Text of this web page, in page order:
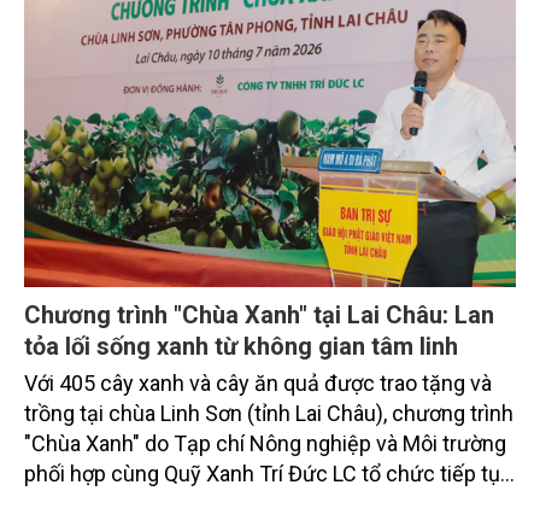
Chương trình "Chùa Xanh" tại Lai Châu: Lan
tỏa lối sống xanh từ không gian tâm linh
Với 405 cây xanh và cây ăn quả được trao tặng và
trồng tại chùa Linh Sơn (tỉnh Lai Châu), chương trình
"Chùa Xanh" do Tạp chí Nông nghiệp và Môi trường
phối hợp cùng Quỹ Xanh Trí Đức LC tổ chức tiếp tục